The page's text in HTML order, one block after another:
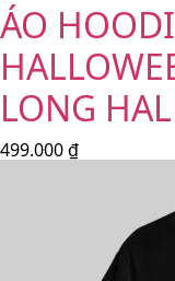
ÁO
LONG
499.000₫